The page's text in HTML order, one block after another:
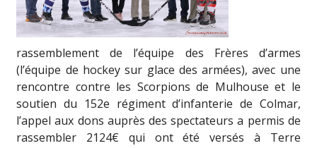
rassemblement de l’équipe des Frères d’armes
(l’équipe de hockey sur glace des armées), avec une
rencontre contre les Scorpions de Mulhouse et le
soutien du 152e régiment d’infanterie de Colmar,
l’appel aux dons auprès des spectateurs a permis de
rassembler 2124€ qui ont été versés à Terre